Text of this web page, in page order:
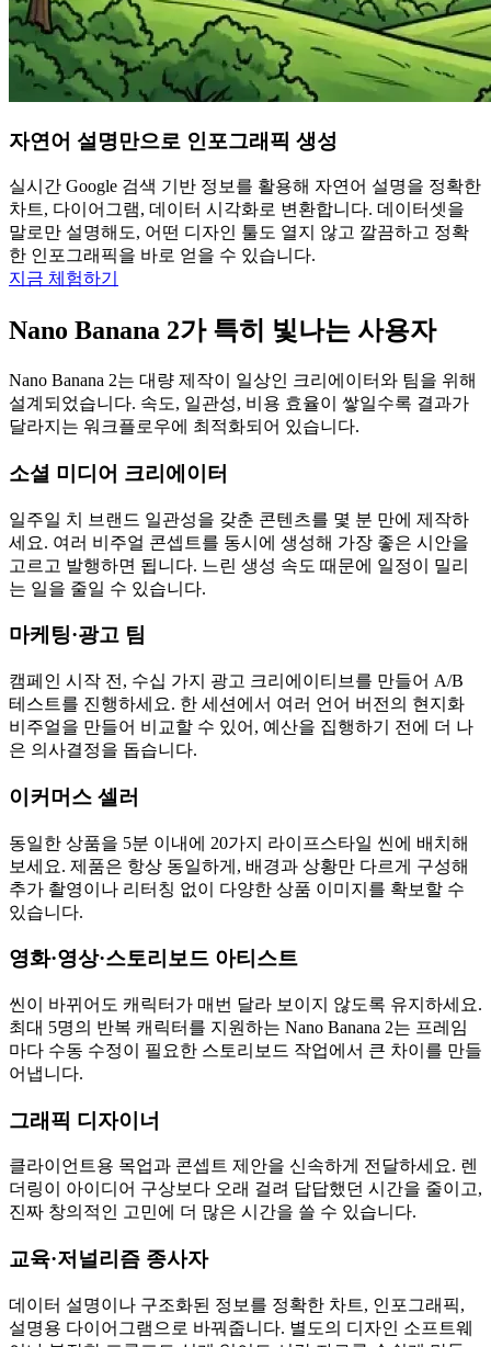
자연어 설명만으로 인포그래픽 생성
실시간 Google 검색 기반 정보를 활용해 자연어 설명을 정확한
차트, 다이어그램, 데이터 시각화로 변환합니다. 데이터셋을
말로만 설명해도, 어떤 디자인 툴도 열지 않고 깔끔하고 정확
한 인포그래픽을 바로 얻을 수 있습니다.
지금 체험하기
Nano Banana 2가 특히 빛나는 사용자
Nano Banana 2는 대량 제작이 일상인 크리에이터와 팀을 위해
설계되었습니다. 속도, 일관성, 비용 효율이 쌓일수록 결과가
달라지는 워크플로우에 최적화되어 있습니다.
소셜 미디어 크리에이터
일주일 치 브랜드 일관성을 갖춘 콘텐츠를 몇 분 만에 제작하
세요. 여러 비주얼 콘셉트를 동시에 생성해 가장 좋은 시안을
고르고 발행하면 됩니다. 느린 생성 속도 때문에 일정이 밀리
는 일을 줄일 수 있습니다.
마케팅·광고 팀
캠페인 시작 전, 수십 가지 광고 크리에이티브를 만들어 A/B
테스트를 진행하세요. 한 세션에서 여러 언어 버전의 현지화
비주얼을 만들어 비교할 수 있어, 예산을 집행하기 전에 더 나
은 의사결정을 돕습니다.
이커머스 셀러
동일한 상품을 5분 이내에 20가지 라이프스타일 씬에 배치해
보세요. 제품은 항상 동일하게, 배경과 상황만 다르게 구성해
추가 촬영이나 리터칭 없이 다양한 상품 이미지를 확보할 수
있습니다.
영화·영상·스토리보드 아티스트
씬이 바뀌어도 캐릭터가 매번 달라 보이지 않도록 유지하세요.
최대 5명의 반복 캐릭터를 지원하는 Nano Banana 2는 프레임
마다 수동 수정이 필요한 스토리보드 작업에서 큰 차이를 만들
어냅니다.
그래픽 디자이너
클라이언트용 목업과 콘셉트 제안을 신속하게 전달하세요. 렌
더링이 아이디어 구상보다 오래 걸려 답답했던 시간을 줄이고,
진짜 창의적인 고민에 더 많은 시간을 쓸 수 있습니다.
교육·저널리즘 종사자
데이터 설명이나 구조화된 정보를 정확한 차트, 인포그래픽,
설명용 다이어그램으로 바꿔줍니다. 별도의 디자인 소프트웨